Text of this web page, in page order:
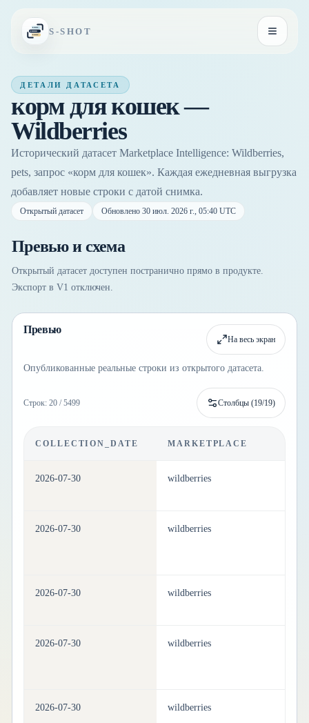
S-SHOT
ДЕТАЛИ ДАТАСЕТА
корм для кошек —
Wildberries
Исторический датасет Marketplace Intelligence: Wildberries,
pets, запрос «корм для кошек». Каждая ежедневная выгрузка
добавляет новые строки с датой снимка.
Открытый датасет Обновлено 30 июл. 2026 г., 05:40 UTC
Превью и схема
Открытый датасет доступен постранично прямо в продукте.
Экспорт в V1 отключен.
Превью
На весь экран
Опубликованные реальные строки из открытого датасета.
Строк: 20 / 5499 Столбцы (19/19)
COLLECTION_DATE MARKETPLACE
2026-07-30 wildberries
2026-07-30 wildberries
2026-07-30 wildberries
2026-07-30 wildberries
2026-07-30 wildberries